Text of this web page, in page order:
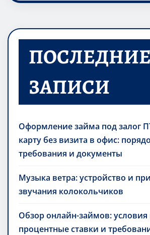
ПОСЛЕДНИЕ
ЗАПИСИ
Оформление займа под залог
карту без визита в офис:
требования и документы
Музыка ветра: устройство и
звучания колокольчиков
Обзор онлайн-займов:
процентные ставки и